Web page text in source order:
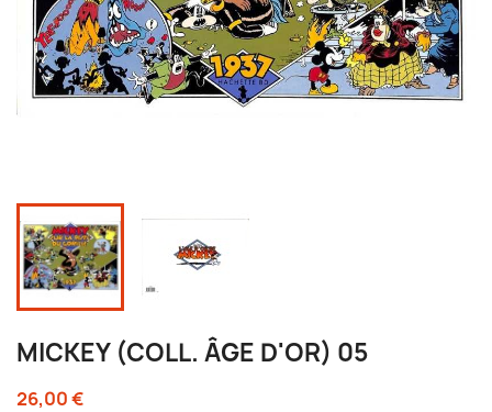
MICKEY (COLL. ÂGE D'OR) 05
26,00 €